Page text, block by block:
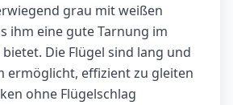
grau mit weißen
ihm eine gute Tarnung im
Die Flügel sind lang und
ermöglicht, effizient zu gleiten
ohne Flügelschlag